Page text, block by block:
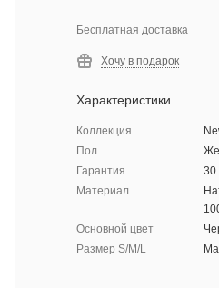
Бесплатная доставка
Хочу в подарок
Характеристики
Коллекция
Пол
Гарантия
30
Материал
Основной цвет
Размер S/M/L